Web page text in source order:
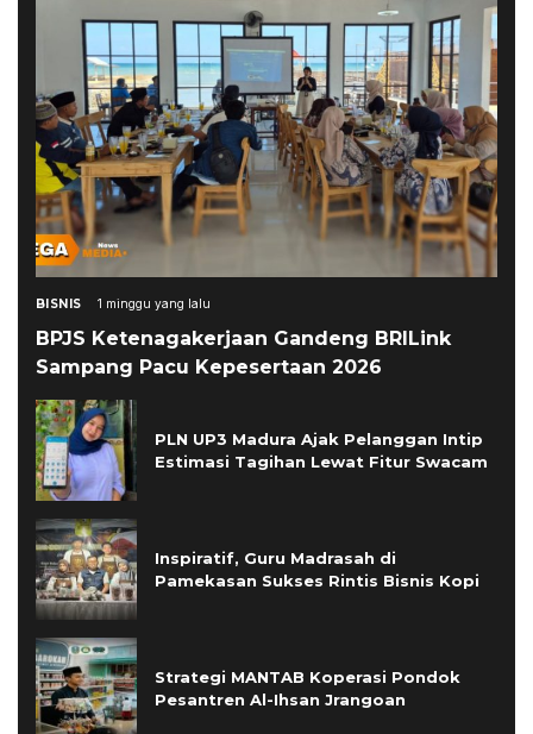
BISNIS 1 minggu yang lalu
BPJS Ketenagakerjaan Gandeng BRILink
Sampang Pacu Kepesertaan 2026
PLN UP3 Madura Ajak Pelanggan Intip
Estimasi Tagihan Lewat Fitur Swacam
Inspiratif, Guru Madrasah di
Pamekasan Sukses Rintis Bisnis Kopi
Strategi MANTAB Koperasi Pondok
Pesantren Al-Ihsan Jrangoan